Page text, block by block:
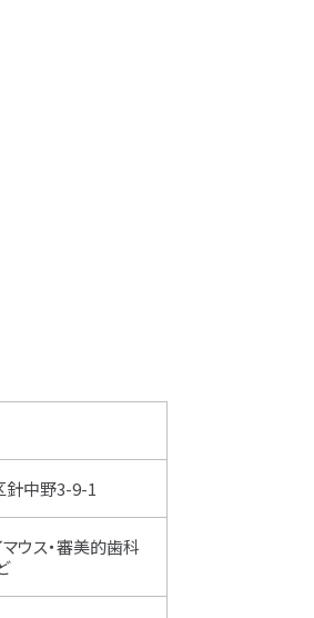
中野3-9-1
マウス・審美的歯科